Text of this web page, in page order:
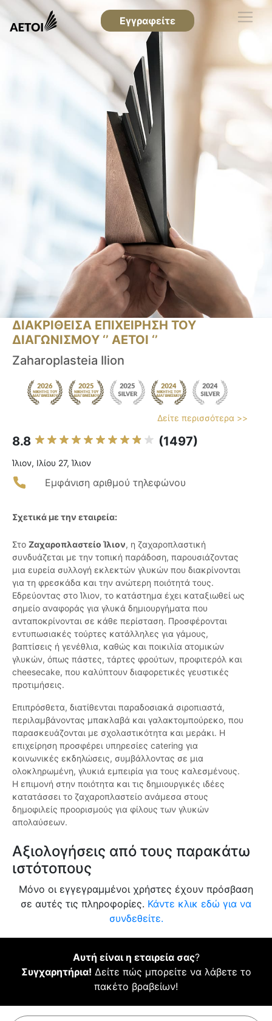
Εγγραφείτε
ΔΙΑΚΡΙΘΕΙΣΑ ΕΠΙΧΕΙΡΗΣΗ ΤΟΥ
ΔΙΑΓΩΝΙΣΜΟΥ ‘’ ΑΕΤΟΙ ‘’
Zaharoplasteia Ilion
Δείτε περισσότερα >>
8.8 (1497)
Ίλιον, Ιλίου 27, Ίλιον
Εμφάνιση αριθμού τηλεφώνου
Σχετικά με την εταιρεία:
Στο Ζαχαροπλαστείο Ίλιον, η ζαχαροπλαστική
συνδυάζεται με την τοπική παράδοση, παρουσιάζοντας
μια ευρεία συλλογή εκλεκτών γλυκών που διακρίνονται
για τη φρεσκάδα και την ανώτερη ποιότητά τους.
Εδρεύοντας στο Ίλιον, το κατάστημα έχει καταξιωθεί ως
σημείο αναφοράς για γλυκά δημιουργήματα που
ανταποκρίνονται σε κάθε περίσταση. Προσφέρονται
εντυπωσιακές τούρτες κατάλληλες για γάμους,
βαπτίσεις ή γενέθλια, καθώς και ποικιλία ατομικών
γλυκών, όπως πάστες, τάρτες φρούτων, προφιτερόλ και
cheesecake, που καλύπτουν διαφορετικές γευστικές
προτιμήσεις.
Επιπρόσθετα, διατίθενται παραδοσιακά σιροπιαστά,
περιλαμβάνοντας μπακλαβά και γαλακτομπούρεκο, που
παρασκευάζονται με σχολαστικότητα και μεράκι. Η
επιχείρηση προσφέρει υπηρεσίες catering για
κοινωνικές εκδηλώσεις, συμβάλλοντας σε μια
ολοκληρωμένη, γλυκιά εμπειρία για τους καλεσμένους.
Η επιμονή στην ποιότητα και τις δημιουργικές ιδέες
κατατάσσει το ζαχαροπλαστείο ανάμεσα στους
δημοφιλείς προορισμούς για φίλους των γλυκών
απολαύσεων.
Αξιολογήσεις από τους παρακάτω
ιστότοπους
Μόνο οι εγγεγραμμένοι χρήστες έχουν πρόσβαση
σε αυτές τις πληροφορίες. Κάντε κλικ εδώ για να
συνδεθείτε.
Αυτή είναι η εταιρεία σας?
Συγχαρητήρια! Δείτε πώς μπορείτε να λάβετε το
πακέτο βραβείων!